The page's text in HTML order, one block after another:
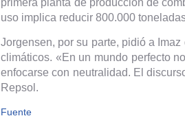
primera planta de producción de
uso implica reducir 800.000
Jorgensen, por su parte, pidió a
climáticos. «En un mundo perfecto
enfocarse con neutralidad. El
Repsol.
Fuente